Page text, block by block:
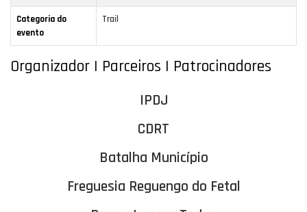
Categoria do
evento
Trail
Organizador | Parceiros | Patrocinadores
IPDJ
CDRT
Batalha Município
Freguesia Reguengo do Fetal